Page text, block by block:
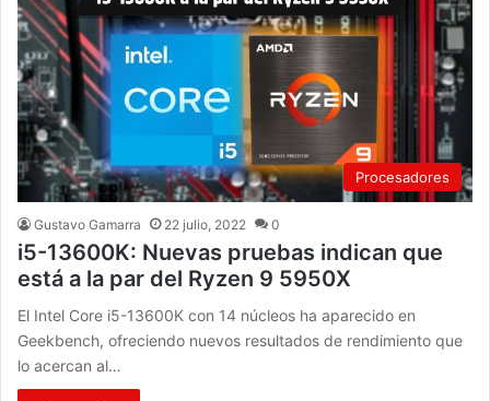
Procesadores
Gustavo Gamarra 22 julio, 2022 0
i5-13600K: Nuevas pruebas indican que
está a la par del Ryzen 9 5950X
El Intel Core i5-13600K con 14 núcleos ha aparecido en
Geekbench, ofreciendo nuevos resultados de rendimiento que
lo acercan al…